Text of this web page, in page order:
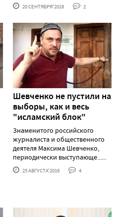
20 СЕНТЯБРЯ'2016 2
Шевченко не пустили на
выборы, как и весь
"исламский блок"
Знаменитого российского
журналиста и общественного
деятеля Максима Шевченко,
периодически выступающе......
25 АВГУСТА'2016 4